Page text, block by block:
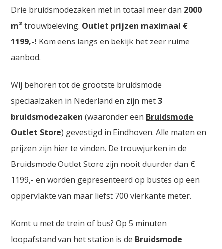
Drie bruidsmodezaken met in totaal meer dan 2000
m²trouwbeleving. Outlet prijzen maximaal €
1199,-! Kom eens langs en bekijk het zeer ruime
aanbod.
Wij behoren tot de grootste bruidsmode
speciaalzaken in Nederland en zijn met3
bruidsmodezaken (waaronder een Bruidsmode
Outlet Store) gevestigd in Eindhoven. Alle maten en
prijzen zijn hier te vinden. De trouwjurken in de
Bruidsmode Outlet Store zijn nooit duurder dan €
1199,- en worden gepresenteerd op bustes op een
oppervlakte van maar liefst 700 vierkante meter.
Komt u met de trein of bus? Op 5 minuten
loopafstand van het station is de Bruidsmode